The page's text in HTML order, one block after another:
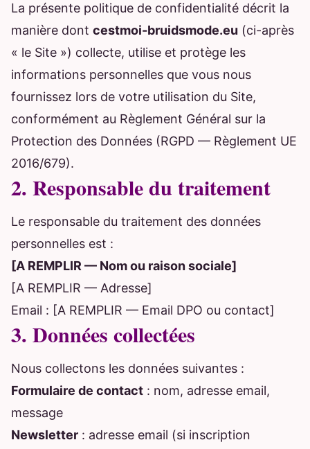
La présente politique de confidentialité décrit la
manière dont cestmoi-bruidsmode.eu (ci-après
« le Site ») collecte, utilise et protège les
informations personnelles que vous nous
fournissez lors de votre utilisation du Site,
conformément au Règlement Général sur la
Protection des Données (RGPD — Règlement UE
2016/679).
2. Responsable du traitement
Le responsable du traitement des données
personnelles est :
[A REMPLIR — Nom ou raison sociale]
[A REMPLIR — Adresse]
Email : [A REMPLIR — Email DPO ou contact]
3. Données collectées
Nous collectons les données suivantes :
Formulaire de contact : nom, adresse email,
message
Newsletter : adresse email (si inscription